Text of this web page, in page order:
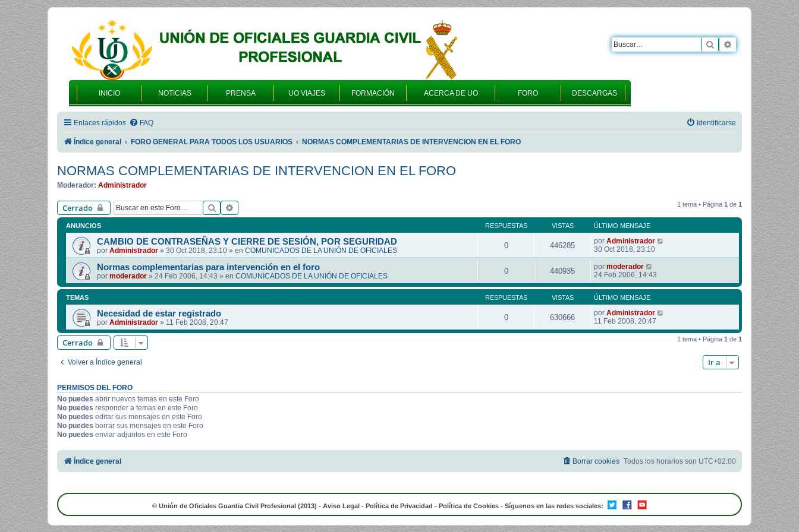
INICIO NOTICIAS PRENSA UO VIAJES FORMACIÓN ACERCA DE UO FORO DESCARGAS
Buscar Búsqueda
Enlaces rápidos FAQ Identificarse
Índice general FORO GENERAL PARA TODOS LOS USUARIOS NORMAS COMPLEMENTARIAS DE INTERVENCION EN EL FORO
NORMAS COMPLEMENTARIAS DE INTERVENCION EN EL FORO
Moderador: Administrador
Cerrado Buscar 1 tema • Página 1 de 1
ANUNCIOS RESPUESTAS VISTAS ÚLTIMO MENSAJE
CAMBIO DE CONTRASEÑAS Y CIERRE DE SESIÓN, POR SEGURIDAD
por Administrador » 30 Oct 2018, 23:10 » en COMUNICADOS DE LA UNIÓN DE OFICIALES
0 446285 por Administrador
30 Oct 2018, 23:10
Normas complementarias para intervención en el foro
por moderador » 24 Feb 2006, 14:43 » en COMUNICADOS DE LA UNIÓN DE OFICIALES
0 440935 por moderador
24 Feb 2006, 14:43
TEMAS RESPUESTAS VISTAS ÚLTIMO MENSAJE
Necesidad de estar registrado
por Administrador » 11 Feb 2008, 20:47
0 630666 por Administrador
11 Feb 2008, 20:47
Cerrado 1 tema • Página 1 de 1
Volver a Índice general Ir a
PERMISOS DEL FORO
No puedes abrir nuevos temas en este Foro
No puedes responder a temas en este Foro
No puedes editar sus mensajes en este Foro
No puedes borrar sus mensajes en este Foro
No puedes enviar adjuntos en este Foro
Índice general Todos los horarios son UTC+02:00
Borrar cookies
© Unión de Oficiales Guardia Civil Profesional (2013) - Aviso Legal - Política de Privacidad - Política de Cookies - Síguenos en las redes sociales: